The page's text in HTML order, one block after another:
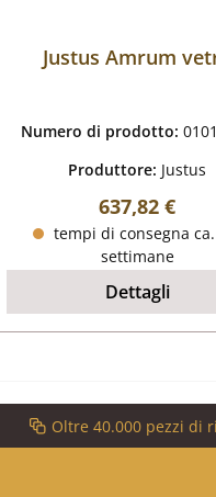
Justus Amrum
Numero di prodotto:
Produttore: Justus
Prezzo
637,82 €
tempi di consegna
settimane
Dettagli
Oltre 40.000 pezzi di